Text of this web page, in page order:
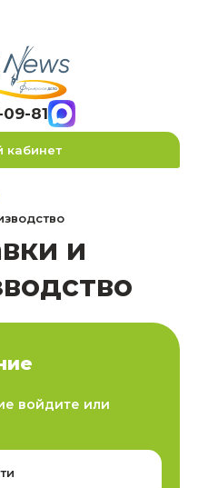
09-81
кабинет
и
войдите или